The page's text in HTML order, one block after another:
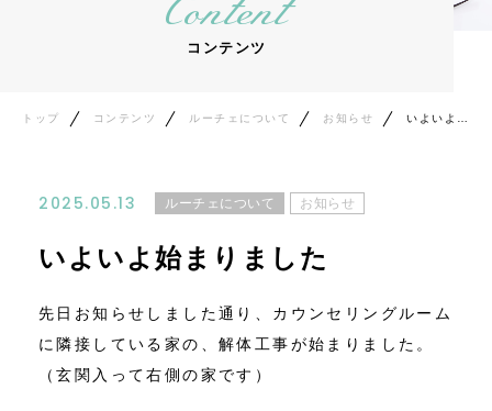
キャンペーン情報
カウンセラー紹介
コンテンツ
ニュース
Content
コンテンツ
トップ コンテンツ ルーチェについて お知らせ
2025.05.13 ルーチェについて お知らせ
いよいよ始まりました
先日お知らせしました通り、カウンセリングルーム
に隣接している家の、解体工事が始まりました。
（玄関入って右側の家です）